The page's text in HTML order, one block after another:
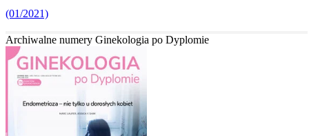
(01/2021)
Archiwalne numery Ginekologia po Dyplomie